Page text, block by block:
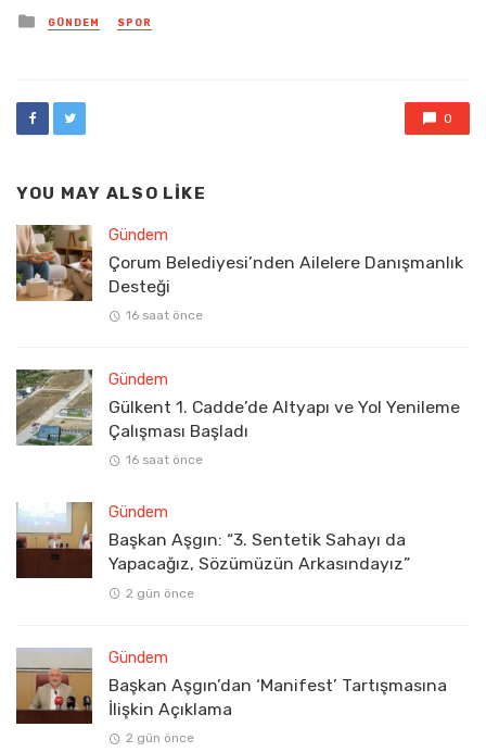
Posted
in
GÜNDEM SPOR
0
YOU MAY ALSO LIKE
Gündem
Çorum Belediyesi’nden Ailelere Danışmanlık
Desteği
16 saat önce
Gündem
Gülkent 1. Cadde’de Altyapı ve Yol Yenileme
Çalışması Başladı
16 saat önce
Gündem
Başkan Aşgın: “3. Sentetik Sahayı da
Yapacağız, Sözümüzün Arkasındayız”
2 gün önce
Gündem
Başkan Aşgın’dan ‘Manifest’ Tartışmasına
İlişkin Açıklama
2 gün önce